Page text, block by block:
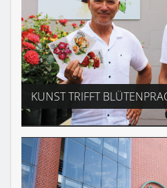
KUNST TRIFFT